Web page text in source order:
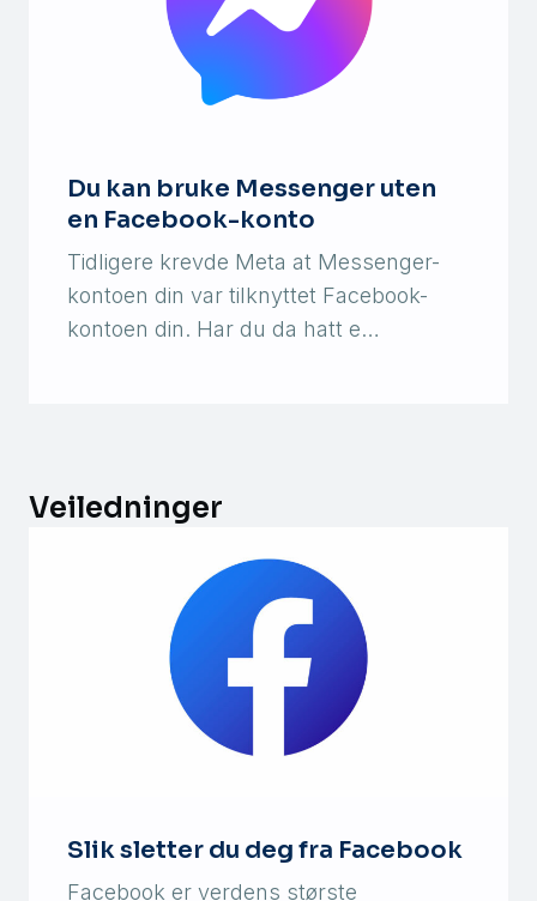
Du kan bruke Messenger uten
en Facebook-konto
Tidligere krevde Meta at Messenger-
kontoen din var tilknyttet Facebook-
kontoen din. Har du da hatt e…
Veiledninger
Slik sletter du deg fra Facebook
Facebook er verdens største